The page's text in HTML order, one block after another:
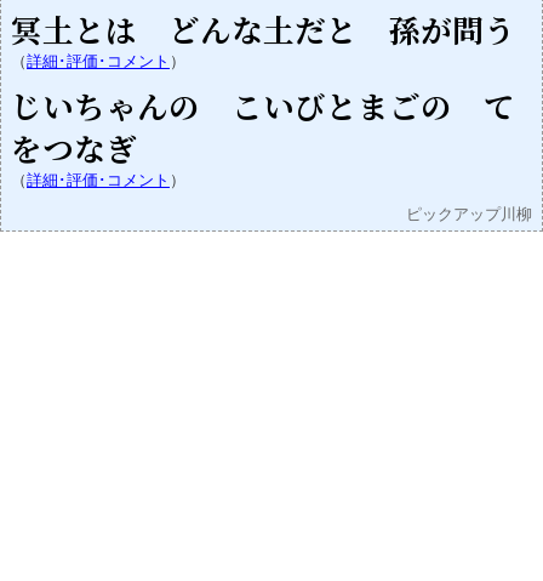
冥土とは どんな土だと 孫が問う
（詳細･評価･コメント ）
じいちゃんの こいびとまごの て
をつなぎ
（詳細･評価･コメント ）
ピックアップ川柳